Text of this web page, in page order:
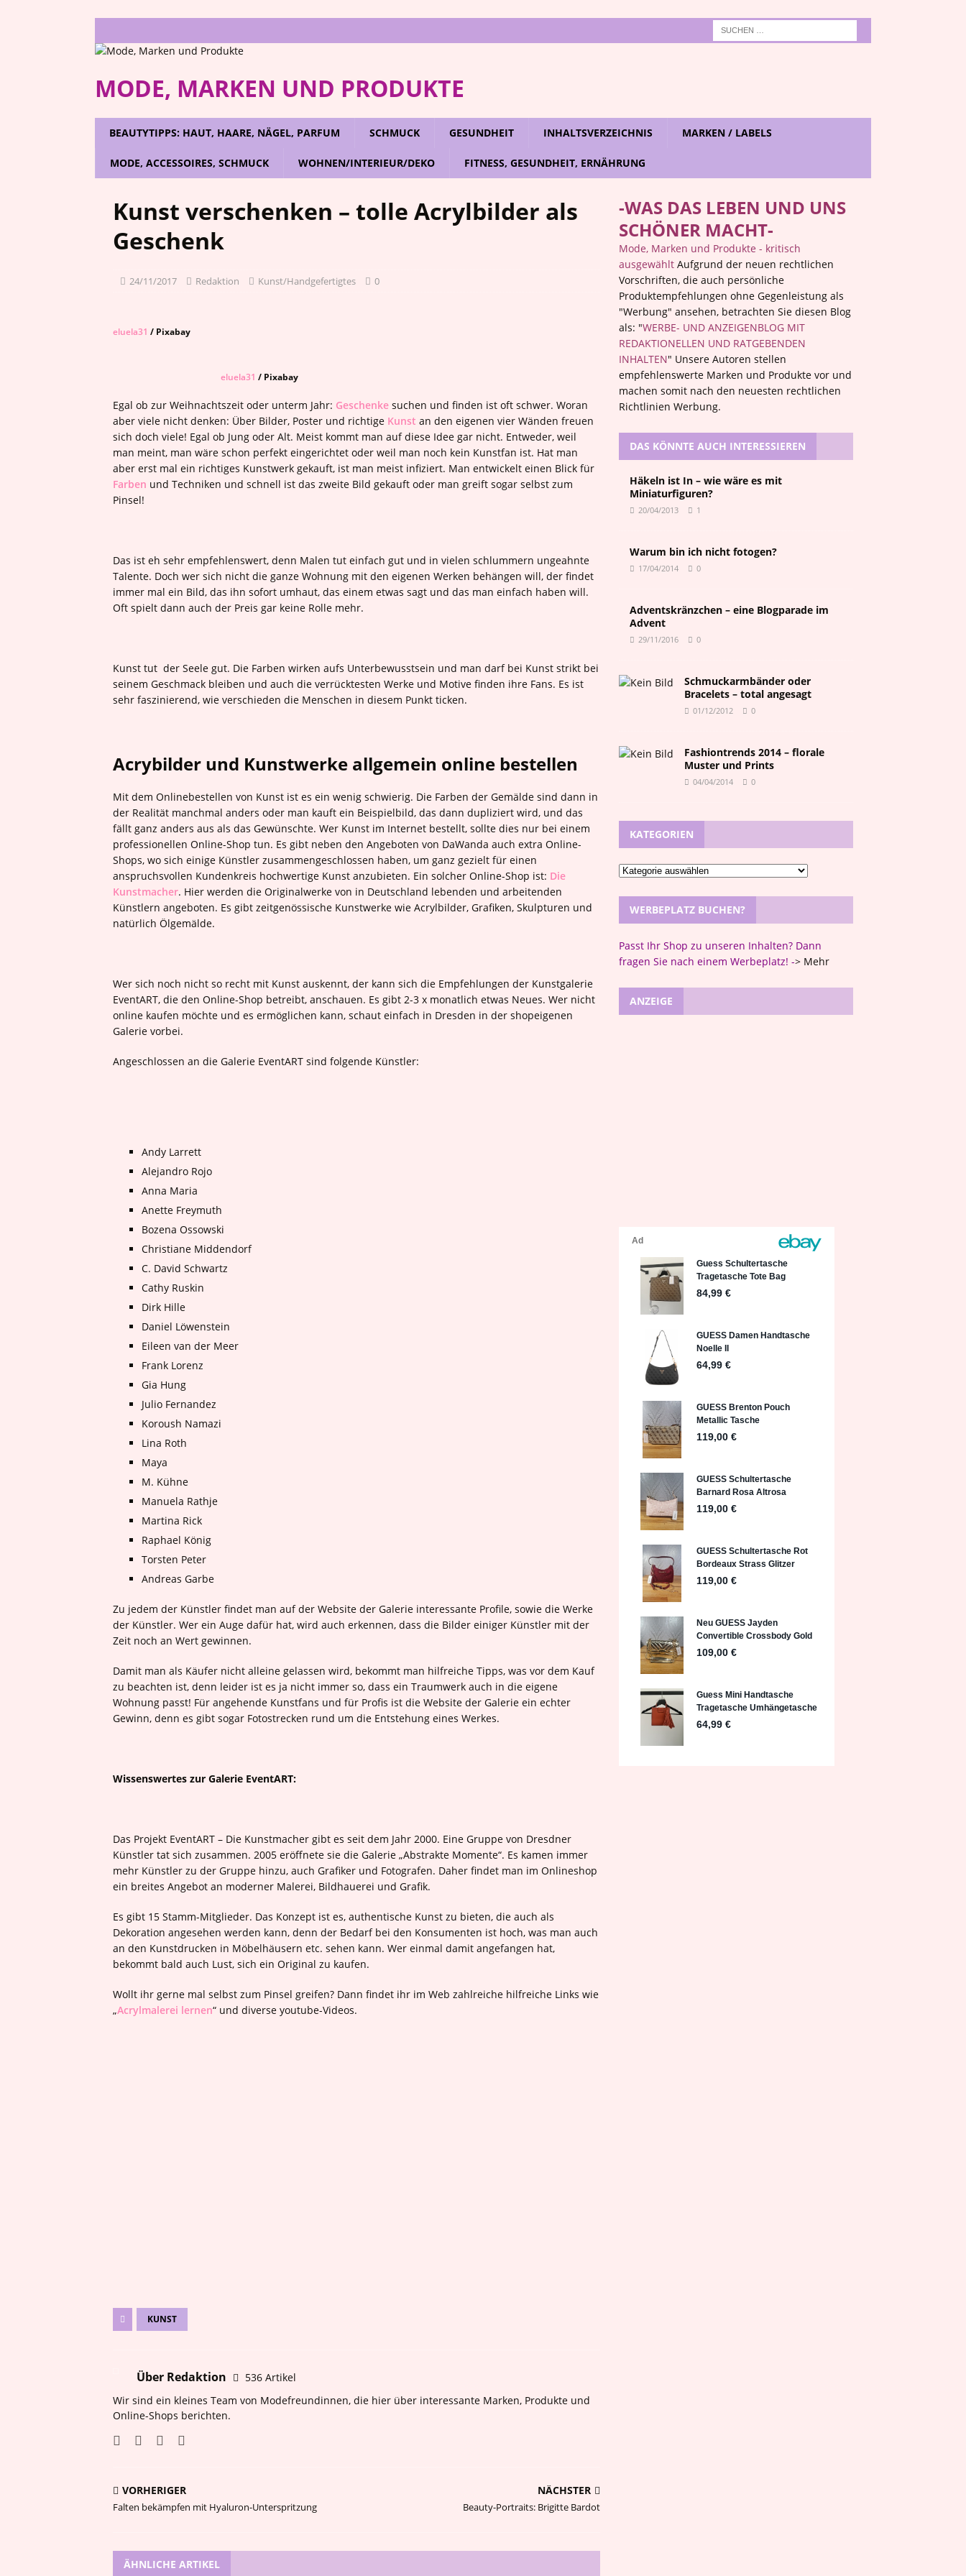
MODE, MARKEN UND PRODUKTE
BEAUTYTIPPS: HAUT, HAARE, NÄGEL, PARFUM SCHMUCK GESUNDHEIT INHALTSVERZEICHNIS MARKEN / LABELS
MODE, ACCESSOIRES, SCHMUCK WOHNEN/INTERIEUR/DEKO FITNESS, GESUNDHEIT, ERNÄHRUNG
Kunst verschenken – tolle Acrylbilder als
Geschenk
24/11/2017 Redaktion Kunst/Handgefertigtes 0
eluela31 / Pixabay
eluela31 / Pixabay
Egal ob zur Weihnachtszeit oder unterm Jahr: Geschenke suchen und finden ist oft schwer. Woran
aber viele nicht denken: Über Bilder, Poster und richtige Kunst an den eigenen vier Wänden freuen
sich doch viele! Egal ob Jung oder Alt. Meist kommt man auf diese Idee gar nicht. Entweder, weil
man meint, man wäre schon perfekt eingerichtet oder weil man noch kein Kunstfan ist. Hat man
aber erst mal ein richtiges Kunstwerk gekauft, ist man meist infiziert. Man entwickelt einen Blick für
Farben und Techniken und schnell ist das zweite Bild gekauft oder man greift sogar selbst zum
Pinsel!
Das ist eh sehr empfehlenswert, denn Malen tut einfach gut und in vielen schlummern ungeahnte
Talente. Doch wer sich nicht die ganze Wohnung mit den eigenen Werken behängen will, der findet
immer mal ein Bild, das ihn sofort umhaut, das einem etwas sagt und das man einfach haben will.
Oft spielt dann auch der Preis gar keine Rolle mehr.
Kunst tut der Seele gut. Die Farben wirken aufs Unterbewusstsein und man darf bei Kunst strikt bei
seinem Geschmack bleiben und auch die verrücktesten Werke und Motive finden ihre Fans. Es ist
sehr faszinierend, wie verschieden die Menschen in diesem Punkt ticken.
Acrybilder und Kunstwerke allgemein online bestellen
Mit dem Onlinebestellen von Kunst ist es ein wenig schwierig. Die Farben der Gemälde sind dann in
der Realität manchmal anders oder man kauft ein Beispielbild, das dann dupliziert wird, und das
fällt ganz anders aus als das Gewünschte. Wer Kunst im Internet bestellt, sollte dies nur bei einem
professionellen Online-Shop tun. Es gibt neben den Angeboten von DaWanda auch extra Online-
Shops, wo sich einige Künstler zusammengeschlossen haben, um ganz gezielt für einen
anspruchsvollen Kundenkreis hochwertige Kunst anzubieten. Ein solcher Online-Shop ist: Die
Kunstmacher. Hier werden die Originalwerke von in Deutschland lebenden und arbeitenden
Künstlern angeboten. Es gibt zeitgenössische Kunstwerke wie Acrylbilder, Grafiken, Skulpturen und
natürlich Ölgemälde.
Wer sich noch nicht so recht mit Kunst auskennt, der kann sich die Empfehlungen der Kunstgalerie
EventART, die den Online-Shop betreibt, anschauen. Es gibt 2-3 x monatlich etwas Neues. Wer nicht
online kaufen möchte und es ermöglichen kann, schaut einfach in Dresden in der shopeigenen
Galerie vorbei.
Angeschlossen an die Galerie EventART sind folgende Künstler:
Andy Larrett
Alejandro Rojo
Anna Maria
Anette Freymuth
Bozena Ossowski
Christiane Middendorf
C. David Schwartz
Cathy Ruskin
Dirk Hille
Daniel Löwenstein
Eileen van der Meer
Frank Lorenz
Gia Hung
Julio Fernandez
Koroush Namazi
Lina Roth
Maya
M. Kühne
Manuela Rathje
Martina Rick
Raphael König
Torsten Peter
Andreas Garbe
Zu jedem der Künstler findet man auf der Website der Galerie interessante Profile, sowie die Werke
der Künstler. Wer ein Auge dafür hat, wird auch erkennen, dass die Bilder einiger Künstler mit der
Zeit noch an Wert gewinnen.
Damit man als Käufer nicht alleine gelassen wird, bekommt man hilfreiche Tipps, was vor dem Kauf
zu beachten ist, denn leider ist es ja nicht immer so, dass ein Traumwerk auch in die eigene
Wohnung passt! Für angehende Kunstfans und für Profis ist die Website der Galerie ein echter
Gewinn, denn es gibt sogar Fotostrecken rund um die Entstehung eines Werkes.
Wissenswertes zur Galerie EventART:
Das Projekt EventART – Die Kunstmacher gibt es seit dem Jahr 2000. Eine Gruppe von Dresdner
Künstler tat sich zusammen. 2005 eröffnete sie die Galerie „Abstrakte Momente“. Es kamen immer
mehr Künstler zu der Gruppe hinzu, auch Grafiker und Fotografen. Daher findet man im Onlineshop
ein breites Angebot an moderner Malerei, Bildhauerei und Grafik.
Es gibt 15 Stamm-Mitglieder. Das Konzept ist es, authentische Kunst zu bieten, die auch als
Dekoration angesehen werden kann, denn der Bedarf bei den Konsumenten ist hoch, was man auch
an den Kunstdrucken in Möbelhäusern etc. sehen kann. Wer einmal damit angefangen hat,
bekommt bald auch Lust, sich ein Original zu kaufen.
Wollt ihr gerne mal selbst zum Pinsel greifen? Dann findet ihr im Web zahlreiche hilfreiche Links wie
„Acrylmalerei lernen“ und diverse youtube-Videos.
KUNST
Über Redaktion
536 Artikel
Wir sind ein kleines Team von Modefreundinnen, die hier über interessante Marken, Produkte und
Online-Shops berichten.
VORHERIGER
Falten bekämpfen mit Hyaluron-Unterspritzung
NÄCHSTER
Beauty-Portraits: Brigitte Bardot
ÄHNLICHE ARTIKEL
-WAS DAS LEBEN UND UNS
SCHÖNER MACHT-
Mode, Marken und Produkte - kritisch
ausgewählt Aufgrund der neuen rechtlichen
Vorschriften, die auch persönliche
Produktempfehlungen ohne Gegenleistung als
"Werbung" ansehen, betrachten Sie diesen Blog
als: "WERBE- UND ANZEIGENBLOG MIT
REDAKTIONELLEN UND RATGEBENDEN
INHALTEN" Unsere Autoren stellen
empfehlenswerte Marken und Produkte vor und
machen somit nach den neuesten rechtlichen
Richtlinien Werbung.
DAS KÖNNTE AUCH INTERESSIEREN
Häkeln ist In – wie wäre es mit
Miniaturfiguren?
20/04/2013 1
Warum bin ich nicht fotogen?
17/04/2014 0
Adventskränzchen – eine Blogparade im
Advent
29/11/2016 0
Schmuckarmbänder oder
Bracelets – total angesagt
01/12/2012 0
Fashiontrends 2014 – florale
Muster und Prints
04/04/2014 0
KATEGORIEN
WERBEPLATZ BUCHEN?
Passt Ihr Shop zu unseren Inhalten? Dann
fragen Sie nach einem Werbeplatz! -> Mehr
ANZEIGE